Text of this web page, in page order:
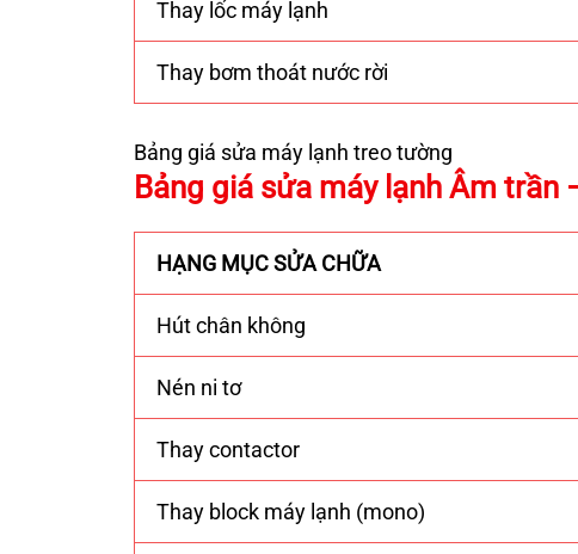
Thay lốc máy lạnh
Thay bơm thoát nước rời
Bảng giá sửa máy lạnh treo tường
Bảng giá sửa máy lạnh Âm trần
HẠNG MỤC SỬA CHỮA
Hút chân không
Nén ni tơ
Thay contactor
Thay block máy lạnh (mono)